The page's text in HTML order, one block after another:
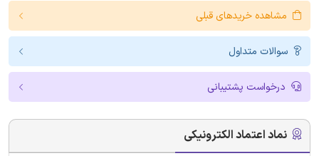
مشاهده خریدهای قبلی
سوالات متداول
درخواست پشتیبانی
نماد اعتماد الکترونیکی